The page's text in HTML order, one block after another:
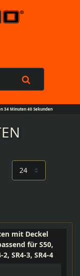
34 Minuten 39 Sekunden
mit Deckel
für S50,
2, SR4-3, SR4-4